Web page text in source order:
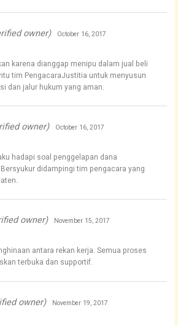
owner) October 16, 2017
karena dianggap menipu dalam jual beli
tim PengacaraJustitia untuk menyusun
dan jalur hukum yang aman.
owner) October 16, 2017
hadapi soal penggelapan dana
didampingi tim pengacara yang
owner) November 15, 2017
antara rekan kerja. Semua proses
terbuka dan supportif.
owner) November 19, 2017